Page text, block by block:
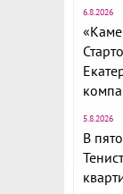
6.8.2026
5.8.2026
В